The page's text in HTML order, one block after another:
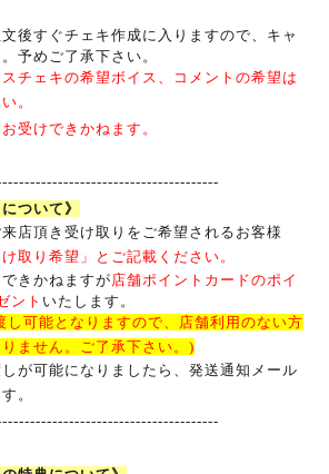
後すぐチェキ作成に入りますので、キャ
予めご了承下さい。
チェキの希望ボイス、コメントの希望は
。
受けできかねます。
ついて》
店頂き受け取りをご希望されるお客様
取り希望」とご記載ください。
きかねますが店舗ポイントカードのポイ
ント いたします。
し可能となりますので、店舗利用のない方
ません。ご了承下さい。)
が可能になりましたら、発送通知メール
。